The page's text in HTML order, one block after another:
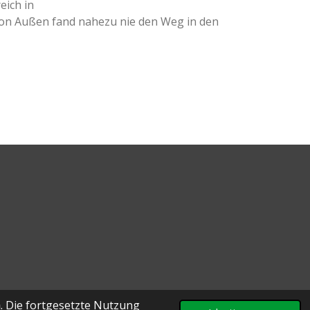
Die fortgesetzte Nutzung
in
Außen fand nahezu nie den Weg in den